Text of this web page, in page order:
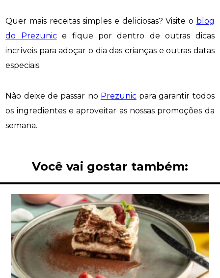
Quer mais receitas simples e deliciosas? Visite o blog
do Prezunice fique por dentro de outras dicas
incríveis para adoçar o dia das crianças e outras datas
especiais.
Não deixe de passar no Prezunicpara garantir todos
os ingredientes e aproveitar as nossas promoções da
semana.
Você vai gostar também: